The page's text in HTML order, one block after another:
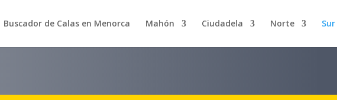
Buscador de Calas en Menorca Mahón Ciudadela Norte Sur